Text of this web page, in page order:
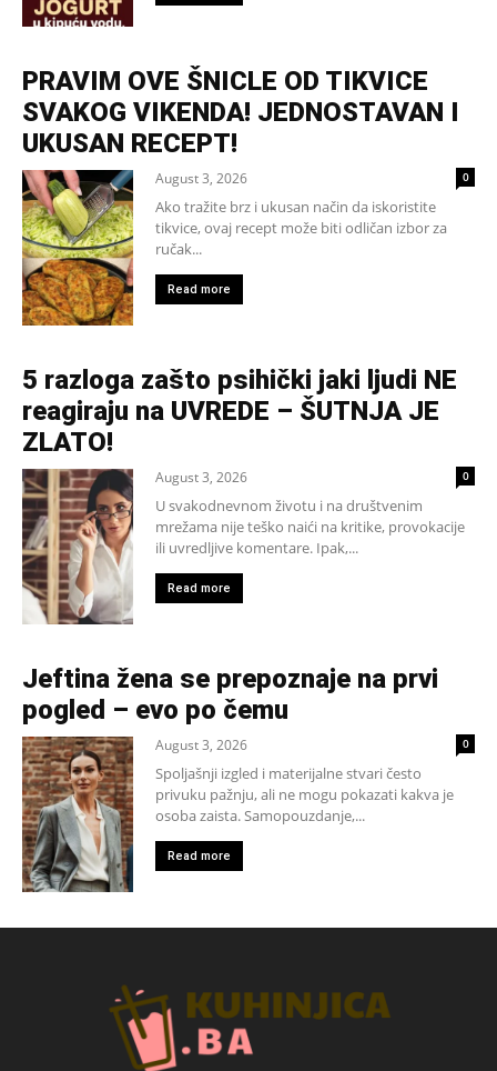
PRAVIM OVE ŠNICLE OD TIKVICE
SVAKOG VIKENDA! JEDNOSTAVAN I
UKUSAN RECEPT!
August 3, 2026 0
Ako tražite brz i ukusan način da iskoristite
tikvice, ovaj recept može biti odličan izbor za
ručak...
Read more
5 razloga zašto psihički jaki ljudi NE
reagiraju na UVREDE – ŠUTNJA JE
ZLATO!
August 3, 2026 0
U svakodnevnom životu i na društvenim
mrežama nije teško naići na kritike, provokacije
ili uvredljive komentare. Ipak,...
Read more
Jeftina žena se prepoznaje na prvi
pogled – evo po čemu
August 3, 2026 0
Spoljašnji izgled i materijalne stvari često
privuku pažnju, ali ne mogu pokazati kakva je
osoba zaista. Samopouzdanje,...
Read more